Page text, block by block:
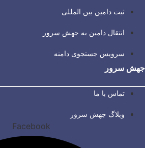
ثبت دامین بین المللی
انتقال دامین به جهش سرور
سرویس جستجوی دامنه
جهش سرور
تماس با ما
وبلاگ جهش سرور
Facebook